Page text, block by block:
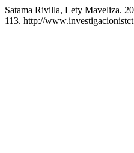
Satama Rivilla, Lety Maveliza.
113. http://